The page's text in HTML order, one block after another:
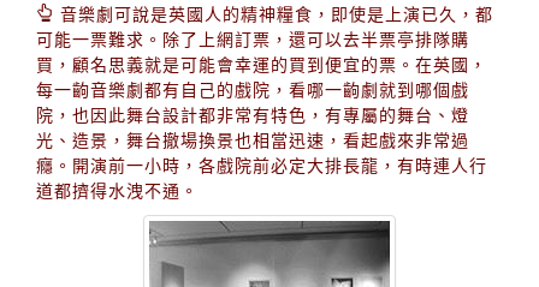
音樂劇可說是英國人的精神糧食，即使是上演已久，都
可能一票難求。除了上網訂票，還可以去半票亭排隊購
買，顧名思義就是可能會幸運的買到便宜的票。在英國，
每一齣音樂劇都有自己的戲院，看哪一齣劇就到哪個戲
院，也因此舞台設計都非常有特色，有專屬的舞台、燈
光、造景，舞台撤場換景也相當迅速，看起戲來非常過
癮。開演前一小時，各戲院前必定大排長龍，有時連人行
道都擠得水洩不通。